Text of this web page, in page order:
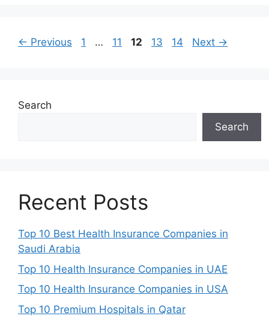
← Previous Page
1 … Page
11 Page
12 Page
13 Page
14 Next →
Search
Search
Recent Posts
Top 10 Best Health Insurance Companies in
Saudi Arabia
Top 10 Health Insurance Companies in UAE
Top 10 Health Insurance Companies in USA
Top 10 Premium Hospitals in Qatar